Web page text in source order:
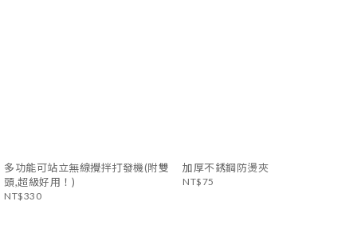
多功能可站立無線攪拌打發機(附雙
頭,超級好用！)
NT$330
加厚不銹鋼防燙夾
NT$75